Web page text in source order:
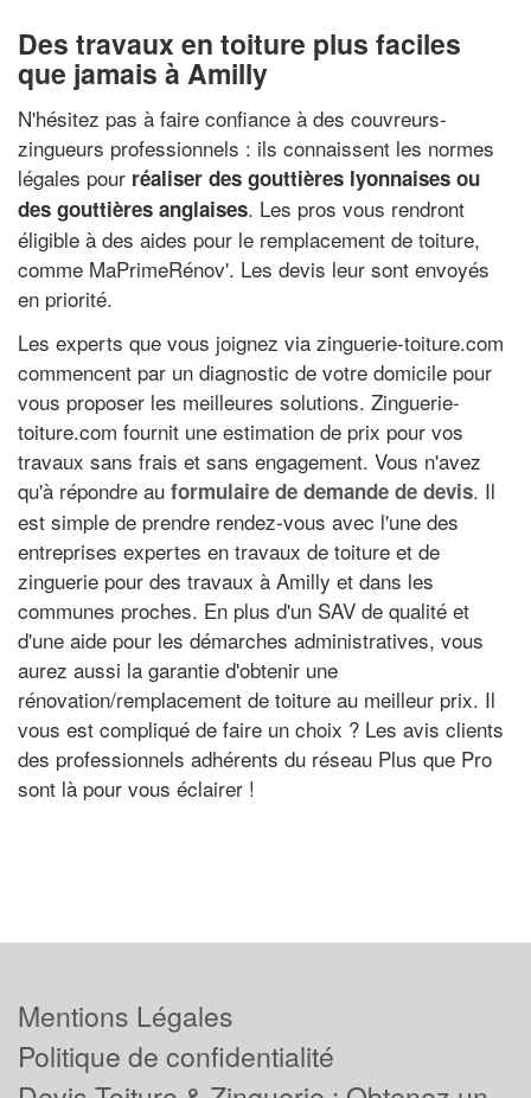
Des travaux en toiture plus faciles
que jamais à Amilly
N'hésitez pas à faire confiance à des couvreurs-
zingueurs professionnels : ils connaissent les normes
légales pour réaliser des gouttières lyonnaises ou
des gouttières anglaises. Les pros vous rendront
éligible à des aides pour le remplacement de toiture,
comme MaPrimeRénov'. Les devis leur sont envoyés
en priorité.
Les experts que vous joignez via zinguerie-toiture.com
commencent par un diagnostic de votre domicile pour
vous proposer les meilleures solutions. Zinguerie-
toiture.com fournit une estimation de prix pour vos
travaux sans frais et sans engagement. Vous n'avez
qu'à répondre au formulaire de demande de devis. Il
est simple de prendre rendez-vous avec l'une des
entreprises expertes en travaux de toiture et de
zinguerie pour des travaux à Amilly et dans les
communes proches. En plus d'un SAV de qualité et
d'une aide pour les démarches administratives, vous
aurez aussi la garantie d'obtenir une
rénovation/remplacement de toiture au meilleur prix. Il
vous est compliqué de faire un choix ? Les avis clients
des professionnels adhérents du réseau Plus que Pro
sont là pour vous éclairer !
Mentions Légales
Politique de confidentialité